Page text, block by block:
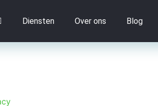
Diensten Over ons Blog